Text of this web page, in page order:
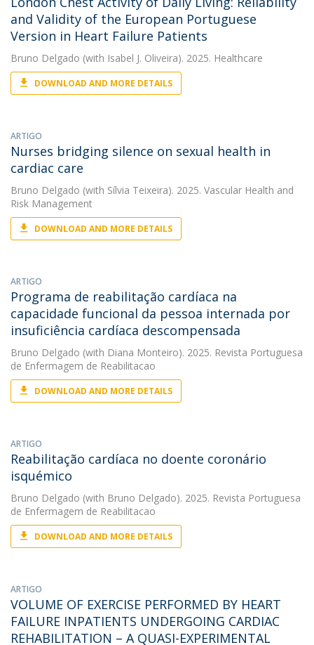
and Validity of the European Portuguese
Version in Heart Failure Patients
Bruno Delgado (with Isabel J. Oliveira). 2025. Healthcare
DOWNLOAD AND MORE DETAILS
ARTIGO
Nurses bridging silence on sexual health in
cardiac care
Bruno Delgado (with Sílvia Teixeira). 2025. Vascular Health and
Risk Management
DOWNLOAD AND MORE DETAILS
ARTIGO
Programa de reabilitação cardíaca na
capacidade funcional da pessoa internada por
insuficiência cardíaca descompensada
Bruno Delgado (with Diana Monteiro). 2025. Revista Portuguesa
de Enfermagem de Reabilitacao
DOWNLOAD AND MORE DETAILS
ARTIGO
Reabilitação cardíaca no doente coronário
isquémico
Bruno Delgado (with Bruno Delgado). 2025. Revista Portuguesa
de Enfermagem de Reabilitacao
DOWNLOAD AND MORE DETAILS
ARTIGO
VOLUME OF EXERCISE PERFORMED BY HEART
FAILURE INPATIENTS UNDERGOING CARDIAC
REHABILITATION – A QUASI-EXPERIMENTAL